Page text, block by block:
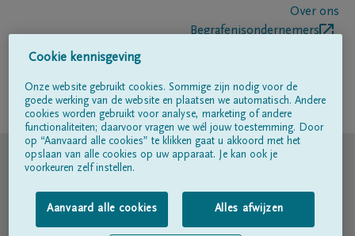
Over ons
Begrafenisondernemers
Volg ons op
© DELA
Gebruiksvoorwaarden
Privacyverklaring
Cookie kennisgeving
Onze website gebruikt cookies. Sommige zijn nodig voor de
goede werking van de website en plaatsen we automatisch. Andere
cookies worden gebruikt voor analyse, marketing of andere
functionaliteiten; daarvoor vragen we wél jouw toestemming. Door
op “Aanvaard alle cookies” te klikken gaat u akkoord met het
opslaan van alle cookies op uw apparaat. Je kan ook je
voorkeuren zelf instellen.
Aanvaard alle cookies Alles afwijzen